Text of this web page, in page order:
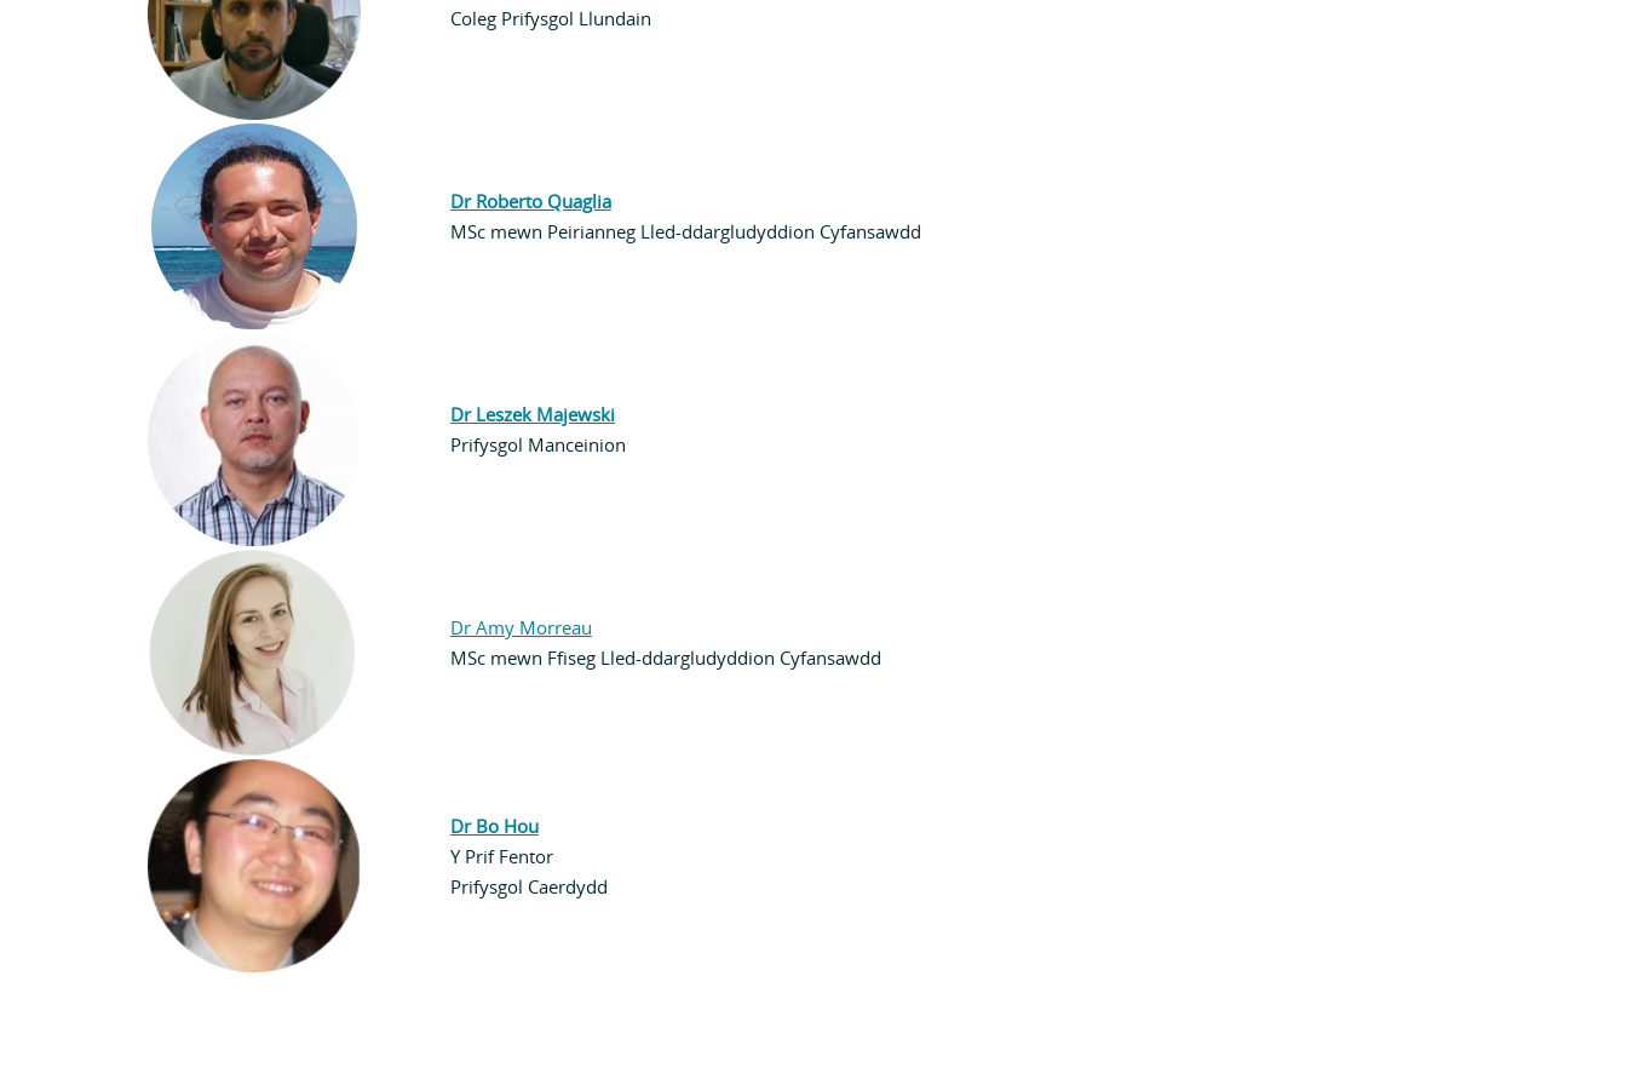
Coleg Prifysgol Llundain
Dr Roberto Quaglia
MSc mewn Peirianneg Lled-ddargludyddion Cyfansawdd
Dr Leszek Majewski
Prifysgol Manceinion
Dr Amy Morreau
MSc mewn Ffiseg Lled-ddargludyddion Cyfansawdd
Dr Bo Hou
Y Prif Fentor
Prifysgol Caerdydd